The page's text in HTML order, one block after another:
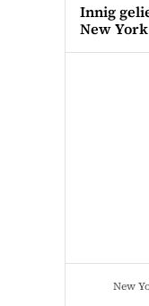
Innig
New
New